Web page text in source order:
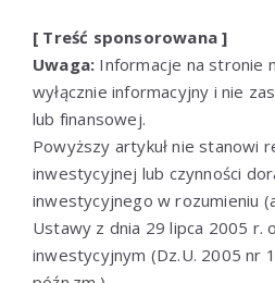
[ Treść sponsorowana ]
Uwaga: Informacje na stronie
wyłącznie informacyjny i nie
lub finansowej.
Powyższy artykuł nie stanowi
inwestycyjnej lub czynności
inwestycyjnego w rozumieniu
Ustawy z dnia 29 lipca 2005 r.
inwestycyjnym (Dz.U. 2005 nr